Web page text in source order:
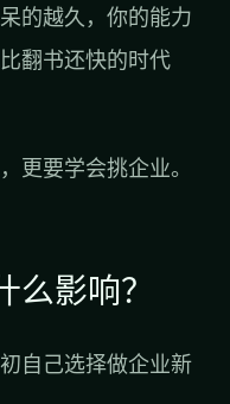
的越久，你的能力
翻书还快的时代
更要学会挑企业。
影响？
自己选择做企业新